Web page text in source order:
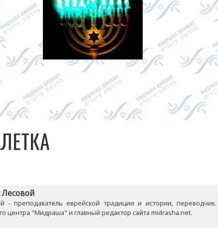
- преподаватель еврейской традиции и истории,
центра "Мидраша" и главный редактор сайта midrasha.net.